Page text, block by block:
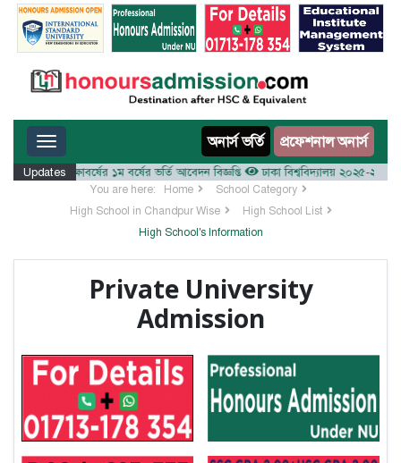
Toggle navigation অনার্স ভর্তি প্রফেশনাল অনার্স
Updates
২০২৫-২৬ শিক্ষাবর্ষের ১ম বর্ষের ভর্তি আবেদন বিজ্ঞপ্তি ঢাকা বিশ্ববিদ্যালয় ২০২৫-২৬
You are here: Home
School Category
High School in Chandpur Wise
High School List
High School's Information
Private University
Admission